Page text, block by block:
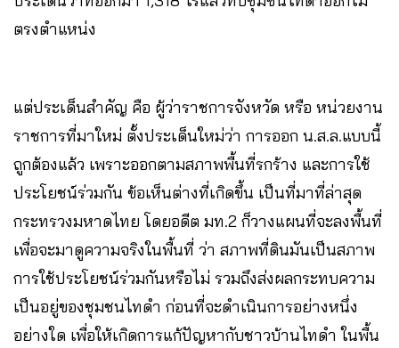
ตรงตำแหน่ง
แต่ประเด็นสำคัญ คือ ผู้ว่าราชการจังหวัด หรือ หน่วยงาน
ราชการที่มาใหม่ ตั้งประเด็นใหม่ว่า การออก น.ส.ล.แบบนี้
ถูกต้องแล้ว เพราะออกตามสภาพพื้นที่รกร้าง และการใช้
ประโยชน์ร่วมกัน ข้อเห็นต่างที่เกิดขึ้น เป็นที่มาที่ล่าสุด
กระทรวงมหาดไทย โดยอดีต มท.2 ก็วางแผนที่จะลงพื้นที่
เพื่อจะมาดูความจริงในพื้นที่ ว่า สภาพที่ดินมันเป็นสภาพ
การใช้ประโยชน์ร่วมกันหรือไม่ รวมถึงส่งผลกระทบความ
เป็นอยู่ของชุมชนไทดำ ก่อนที่จะดำเนินการอย่างหนึ่ง
อย่างใด เพื่อให้เกิดการแก้ปัญหากับชาวบ้านไทดำ ในพื้น